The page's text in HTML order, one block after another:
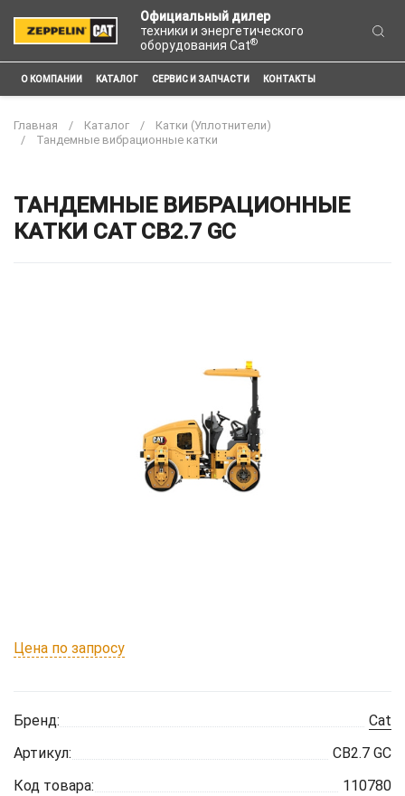
Официальный дилер
техники и энергетического
оборудования Cat®
О КОМПАНИИ КАТАЛОГ СЕРВИС И ЗАПЧАСТИ КОНТАКТЫ
Главная Каталог
Катки (Уплотнители)
Тандемные вибрационные катки
ТАНДЕМНЫЕ ВИБРАЦИОННЫЕ
КАТКИ CAT CB2.7 GC
Цена по запросу
Бренд:
Cat
Артикул:
CB2.7 GC
Код товара:
110780